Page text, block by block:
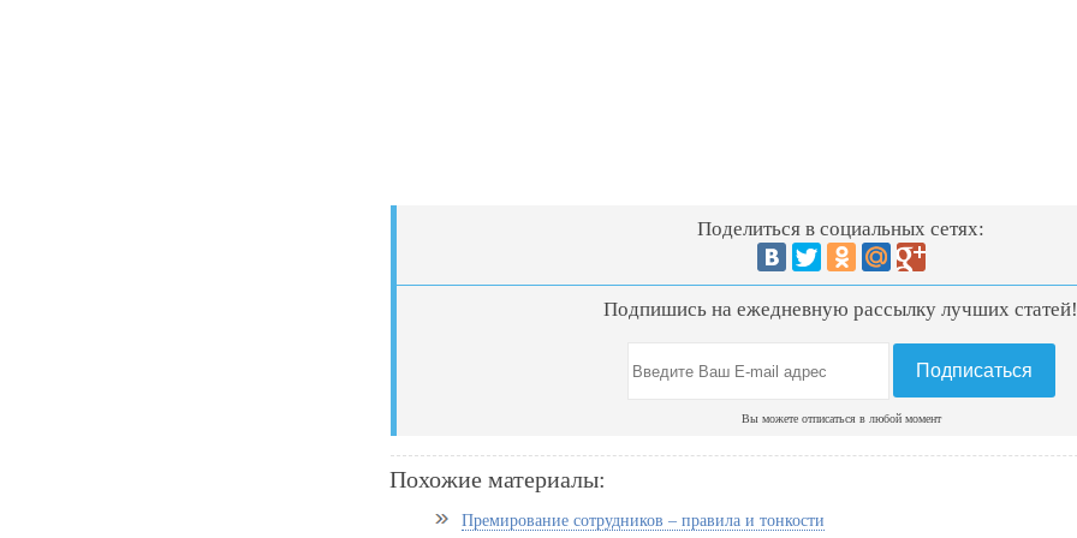
Поделиться в социальных сетях:
Подпишись на ежедневную рассылку лучших
Вы можете отписаться в любой момент
Похожие материалы:
Премирование сотрудников – правила и тонкости